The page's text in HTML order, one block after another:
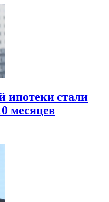
ипотеки стали
месяцев